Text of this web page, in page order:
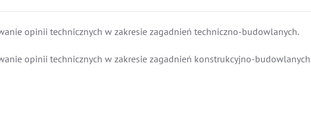
opinii technicznych w zakresie zagadnień techniczno-budowlanych.
opinii technicznych w zakresie zagadnień konstrukcyjno-